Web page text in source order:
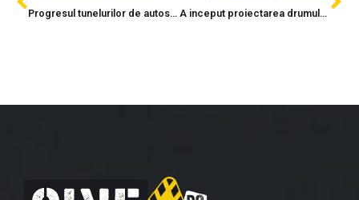
Progresul tunelurilor de autostrada A inceput proiectarea drumului rapid Bucuresti–Giurgiu